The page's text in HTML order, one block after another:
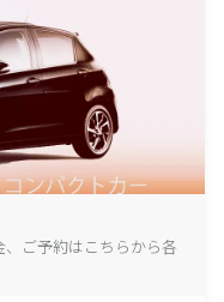
ご予約はこちらから各